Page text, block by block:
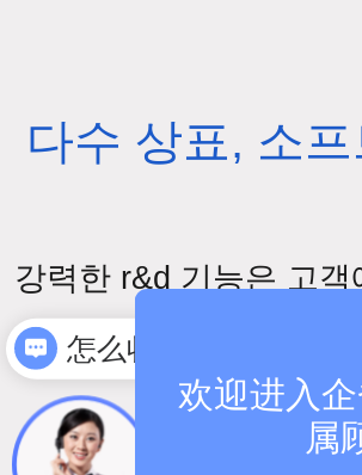
다수 상표, 소
강력한 r&d 기능은 고
怎么收费
怎么联系欢迎进入
属